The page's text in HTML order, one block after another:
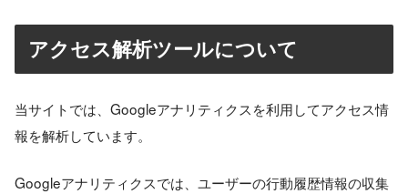
アクセス解析ツールについて
当サイトでは、Googleアナリティクスを利用してアクセス情
報を解析しています。
Googleアナリティクスでは、ユーザーの行動履歴情報の収集